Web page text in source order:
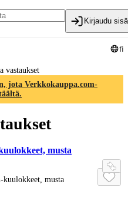
Kirjaudu
fi
vastaukset
jota Verkkokauppa.com-
musta
kuulokkeet, musta